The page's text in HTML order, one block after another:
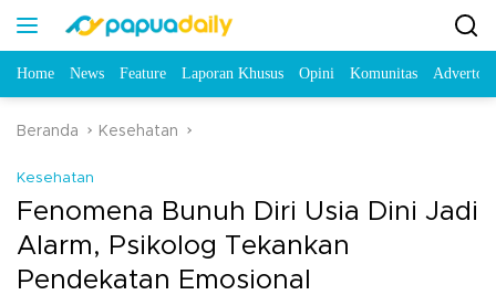
Home News Feature Laporan Khusus Opini Komunitas
Beranda Kesehatan
Kesehatan
Fenomena Bunuh Diri Usia Dini Jadi
Alarm, Psikolog Tekankan
Pendekatan Emosional